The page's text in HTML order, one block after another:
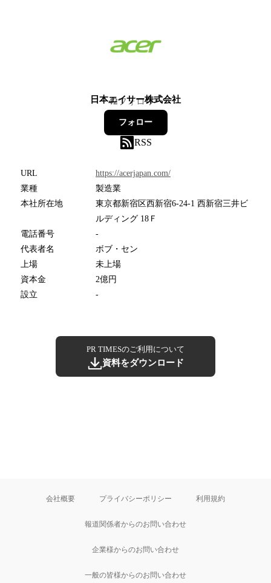
日本エイサー株式会社
42フォロワー
フォロー
RSS
URL
https://acerjapan.com/
業種
製造業
本社所在地
東京都新宿区西新宿6-24-1 西新宿三井ビ
ルディング 18Ｆ
電話番号
-
代表者名
ボブ・セン
上場
未上場
資本金
2億円
設立
-
PR TIMESのご利用について
資料をダウンロード
会社概要 プライバシーポリシー 利用規約
報道関係者からのお問い合わせ
企業様からのお問い合わせ
一般の皆様からのお問い合わせ